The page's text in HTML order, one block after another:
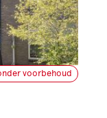
voorbehoud